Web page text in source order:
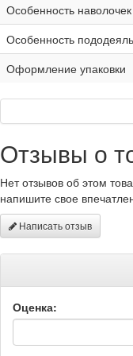
Особенность наволочек
Особенность
Оформление упаковки
Отзывы о
Нет отзывов об этом
напишите свое
Написать отзыв
Оценка: